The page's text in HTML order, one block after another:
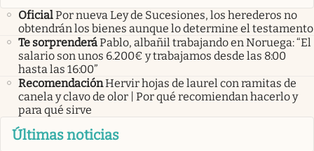
OficialPor nueva Ley de Sucesiones, los herederos no
obtendrán los bienes aunque lo determine el testamento
Te sorprenderáPablo, albañil trabajando en Noruega: “El
salario son unos 6.200€ y trabajamos desde las 8:00
hasta las 16:00”
RecomendaciónHervir hojas de laurel con ramitas de
canela y clavo de olor | Por qué recomiendan hacerlo y
para qué sirve
Últimas noticias